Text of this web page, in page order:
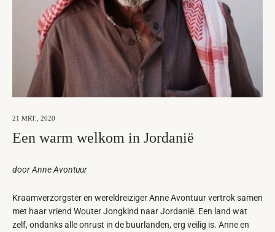
21 MRT., 2020
Een warm welkom in Jordanië
door Anne Avontuur
Kraamverzorgster en wereldreiziger Anne Avontuur vertrok samen
met haar vriend Wouter Jongkind naar Jordanië. Een land wat
zelf, ondanks alle onrust in de buurlanden, erg veilig is. Anne en